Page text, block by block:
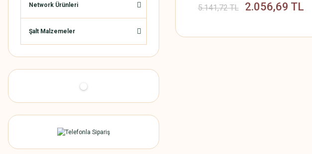
Network Ürünleri
Şalt Malzemeler
Kablolu, Katlanabilir Taşınabilir
0045
5.141,72 TL 2.056,69 TL